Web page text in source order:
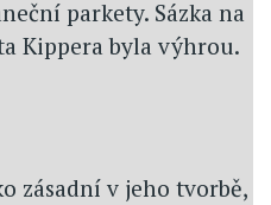
parkety. Sázka na
Kippera byla výhrou.
zásadní v jeho tvorbě,